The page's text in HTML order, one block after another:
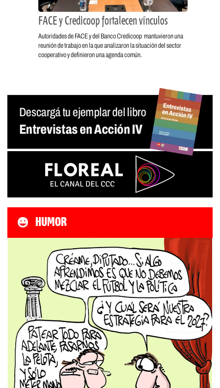
FACE y Credicoop fortalecen vínculos
Autoridades de FACE y del Banco Credicoop mantuvieron una
reunión de trabajo en la que analizaron la situación del sector
cooperativo y definieron una agenda común.
HUMOR